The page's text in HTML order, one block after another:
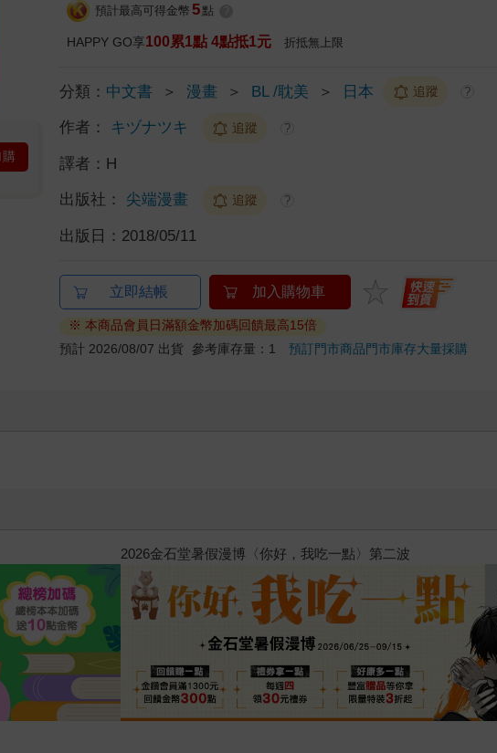
預計最高可得金幣 5 點
HAPPY GO享100累1點 4點抵1元 折抵無上限
分類： 中文書 ＞ 漫畫 ＞ BL /耽美 ＞ 日本 追蹤 ?
作者： キヅナツキ 追蹤 ?
譯者： H
出版社： 尖端漫畫 追蹤 ?
出版日： 2018/05/11
立即結帳 加入購物車
※ 本商品會員日滿額金幣加碼回饋最高15倍
預計 2026/08/07 出貨 參考庫存量：1預訂門市商品門市庫存大量採購
竟成為我最親近
攻殼機動隊 (1995) 4K數位修復版